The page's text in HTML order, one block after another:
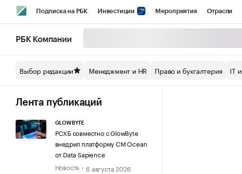
Подписка на РБК Инвестиции Мероприятия Отрасли
Спецпроекты СПб Конференции СПб Спецпроекты
Технологии и медиа
РБК Компании
Выбор редакции Менеджмент и HR Право и бухгалтерия IT
Лента публикаций
GLOWBYTE
РСХБ совместно с GlowByte
внедрил платформу CM Ocean
от Data Sapience
Новость
6 августа 2026